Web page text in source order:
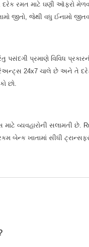
રમત માટે ઘણી ઑફરો
જીતો, જેથી વધુ ઈનામો
પ્રમાણે વિવિધ
વેરિઅન્ટ્સ 24x7 ચાલે છે અને
છો.
વ્યવહારોની સલામતી છે.
બેન્ક ખાતામાં સીધી